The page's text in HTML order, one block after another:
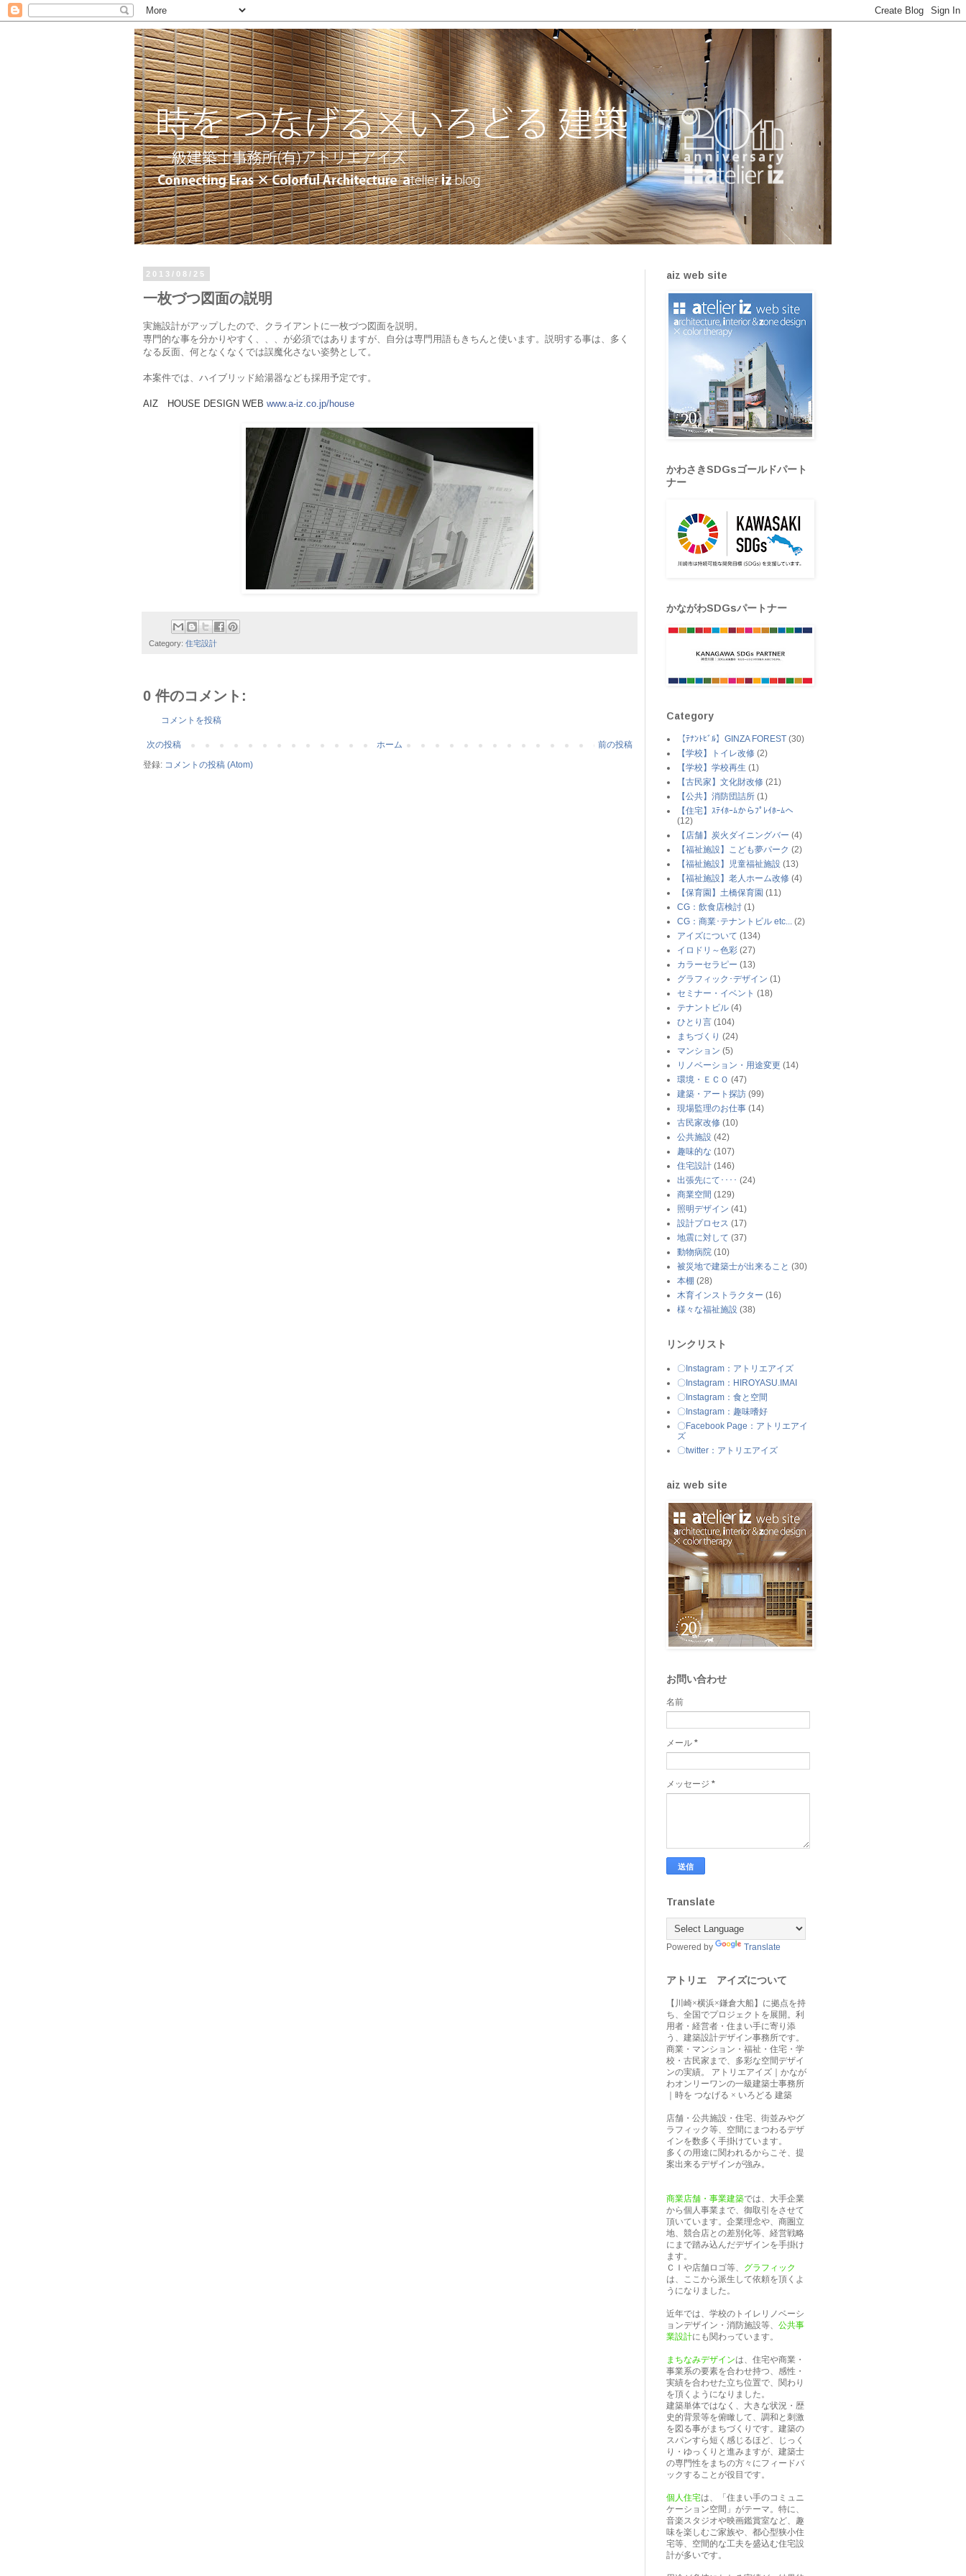
2013/08/25
一枚づつ図面の説明
実施設計がアップしたので、クライアントに一枚づつ図面を説明。
専門的な事を分かりやすく、、、が必須ではありますが、自分は専門用語もきちんと使います。説明する事は、多く
なる反面、何となくなくでは誤魔化さない姿勢として。
本案件では、ハイブリッド給湯器なども採用予定です。
AIZ HOUSE DESIGN WEB www.a-iz.co.jp/house
Category: 住宅設計
0 件のコメント:
コメントを投稿
次の投稿 前の投稿
ホーム
登録: コメントの投稿 (Atom)
aiz web site
かわさきSDGsゴールドパート
ナー
かながわSDGsパートナー
Category
【ﾃﾅﾝﾄﾋﾞﾙ】GINZA FOREST (30)
【学校】トイレ改修 (2)
【学校】学校再生 (1)
【古民家】文化財改修 (21)
【公共】消防団詰所 (1)
【住宅】ｽﾃｲﾎｰﾑからﾌﾟﾚｲﾎｰﾑへ
(12)
【店舗】炭火ダイニングバー (4)
【福祉施設】こども夢パーク (2)
【福祉施設】児童福祉施設 (13)
【福祉施設】老人ホーム改修 (4)
【保育園】土橋保育園 (11)
CG：飲食店検討 (1)
CG：商業･テナントビル etc... (2)
アイズについて (134)
イロドリ～色彩 (27)
カラーセラピー (13)
グラフィック･デザイン (1)
セミナー・イベント (18)
テナントビル (4)
ひとり言 (104)
まちづくり (24)
マンション (5)
リノベーション・用途変更 (14)
環境・ＥＣＯ (47)
建築・アート探訪 (99)
現場監理のお仕事 (14)
古民家改修 (10)
公共施設 (42)
趣味的な (107)
住宅設計 (146)
出張先にて････ (24)
商業空間 (129)
照明デザイン (41)
設計プロセス (17)
地震に対して (37)
動物病院 (10)
被災地で建築士が出来ること (30)
本棚 (28)
木育インストラクター (16)
様々な福祉施設 (38)
リンクリスト
〇Instagram：アトリエアイズ
〇Instagram：HIROYASU.IMAI
〇Instagram：食と空間
〇Instagram：趣味嗜好
〇Facebook Page：アトリエアイ
ズ
〇twitter：アトリエアイズ
aiz web site
お問い合わせ
名前
メール *
メッセージ *
Translate
Powered by Translate
アトリエ アイズについて
【川崎×横浜×鎌倉大船】に拠点を持
ち、全国でプロジェクトを展開。利
用者・経営者・住まい手に寄り添
う、建築設計デザイン事務所です。
商業・マンション・福祉・住宅・学
校・古民家まで、多彩な空間デザイ
ンの実績。 アトリエアイズ｜かなが
わオンリーワンの一級建築士事務所
｜時を つなげる × いろどる 建築
店舗・公共施設・住宅、街並みやグ
ラフィック等、空間にまつわるデザ
インを数多く手掛けています。
多くの用途に関われるからこそ、提
案出来るデザインが強み。
商業店舗・事業建築では、大手企業
から個人事業まで、御取引をさせて
頂いています。企業理念や、商圏立
地、競合店との差別化等、経営戦略
にまで踏み込んだデザインを手掛け
ます。
ＣＩや店舗ロゴ等、 グラフィック
は、ここから派生して依頼を頂くよ
うになりました。
近年では、学校のトイレリノベーシ
ョンデザイン・消防施設等、 公共事
業設計にも関わっています。
まちなみデザインは、住宅や商業・
事業系の要素を合わせ持つ、感性・
実績を合わせた立ち位置で、関わり
を頂くようになりました。
建築単体ではなく、大きな状況・歴
史的背景等を俯瞰して、調和と刺激
を図る事がまちづくりです。建築の
スパンすら短く感じるほど、じっく
り・ゆっくりと進みますが、建築士
の専門性をまちの方々にフィードバ
ックすることが役目です。
個人住宅は、「住まい手のコミュニ
ケーション空間」がテーマ。特に、
音楽スタジオや映画鑑賞室など、趣
味を楽しむご家族や、都心型狭小住
宅等、空間的な工夫を盛込む住宅設
計が多いです。